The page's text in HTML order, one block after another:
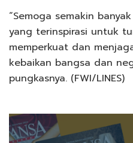
“Semoga semakin
yang terinspirasi untuk
memperkuat dan
kebaikan bangsa dan
pungkasnya. (FWI/LINES)